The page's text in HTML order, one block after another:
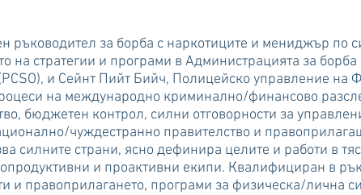
за борба с наркотиците и мениджър по
на стратегии и програми в Администрацията за
, и Сейнт Пийт Бийч, Полицейско управление на
на международно криминално/финансово
бюджетен контрол, силни отговорности за
чуждестранно правителство и
силните страни, ясно дефинира целите и работи в
и проактивни екипи. Квалифициран в
и правоприлагането, програми за физическа/лична